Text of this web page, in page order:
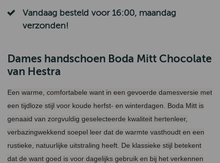
Vandaag besteld voor 16:00, maandag
verzonden!
Dames handschoen Boda Mitt Chocolate
van Hestra
Een warme, comfortabele want in een gevoerde damesversie met
een tijdloze stijl voor koude herfst- en winterdagen. Boda Mitt is
genaaid van zorgvuldig geselecteerde kwaliteit hertenleer,
verbazingwekkend soepel leer dat de warmte vasthoudt en een
rustieke, natuurlijke uitstraling heeft. De klassieke stijl betekent
dat de want goed is voor dagelijks gebruik en bij het verkennen